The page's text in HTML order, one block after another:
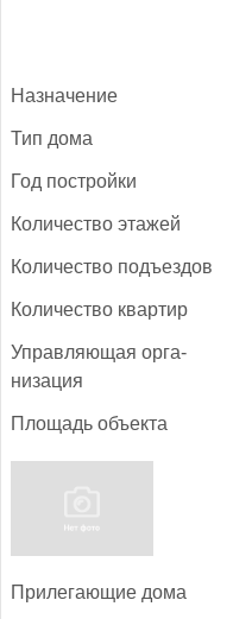
Наз­на­чение
Тип до­ма
Год пос­трой­ки
Ко­личес­тво эта­жей
Ко­личес­тво подъ­ез­дов
Ко­личес­тво квар­тир
Уп­равля­ющая ор­га­
низа­ция
Пло­щадь объ­ек­та
При­лега­ющие до­ма